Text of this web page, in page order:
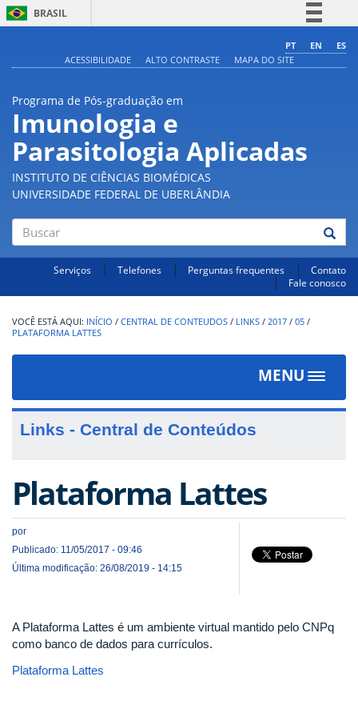
BRASIL
Comunica BR
Canais
PT EN
ES
ACESSIBILIDADE
ALTO CONTRASTE MAPA DO SITE
Programa de Pós-graduação em
Imunologia e
Parasitologia Aplicadas
INSTITUTO DE CIÊNCIAS BIOMÉDICAS
UNIVERSIDADE FEDERAL DE UBERLÂNDIA
Buscar
Serviços Telefones Perguntas frequentes
Contato
Fale conosco
INÍCIO / CENTRAL DE CONTEUDOS / LINKS / 2017 / 05 /
PLATAFORMA LATTES
MENU
Toggle
Links - Central de Conteúdos
Plataforma Lattes
por
Publicado: 11/05/2017 - 09:46
Última modificação: 26/08/2019 - 14:15
A Plataforma Lattes é um ambiente virtual mantido pelo CNPq
como banco de dados para currículos.
Plataforma Lattes